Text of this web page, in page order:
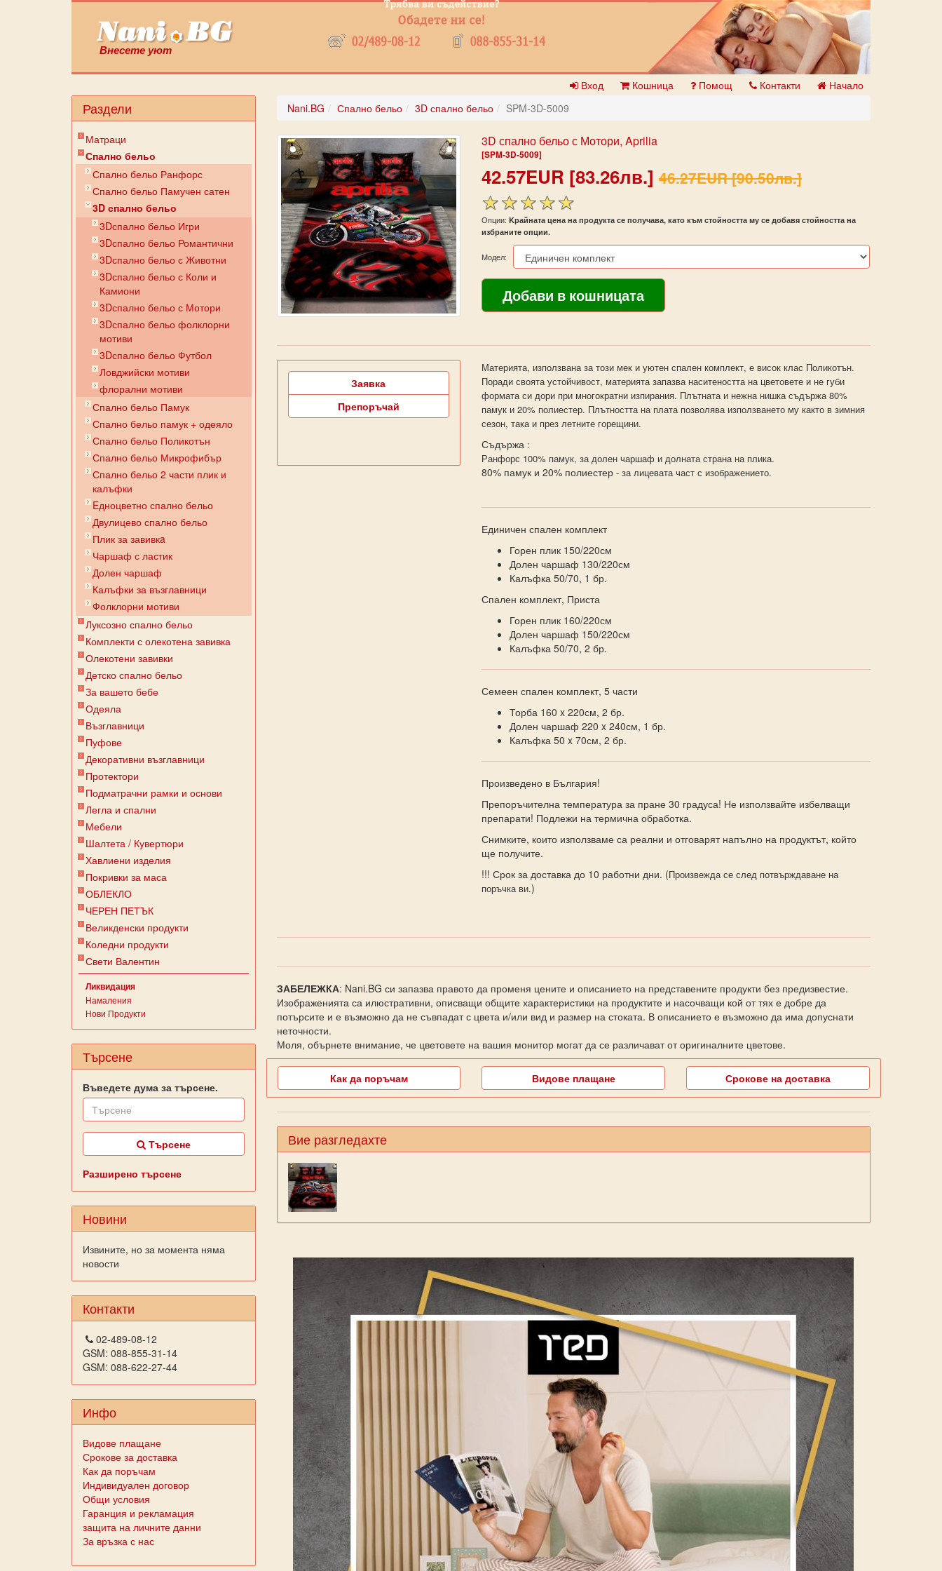
Внесете уют
Вход Кошница Помощ Контакти Начало
Раздели
Матраци
Спално бельо
Спално бельо Ранфорс
Спално бельо Памучен сатен
3D спално бельо
3Dспално бельо Игри
3Dспално бельо Романтични
3Dспално бельо с Животни
3Dспално бельо с Коли и
Камиони
3Dспално бельо с Мотори
3Dспално бельо фолклорни
мотиви
3Dспално бельо Футбол
Ловджийски мотиви
флорални мотиви
Спално бельо Памук
Спално бельо памук + одеяло
Спално бельо Поликотън
Спално бельо Микрофибър
Спално бельо 2 части плик и
калъфки
Eдноцветно спално бельо
Двулицево спално бельо
Плик за завивкa
Чаршаф с ластик
Долен чаршаф
Калъфки за възглавници
Фолклорни мотиви
Луксозно спално бельо
Комплекти с олекотена завивка
Олекотени завивки
Детско спално бельо
За вашето бебе
Одеяла
Възглавници
Пуфове
Декоративни възглавници
Протектори
Подматрачни рамки и основи
Легла и спални
Мебели
Шалтета / Кувертюри
Хавлиени изделия
Покривки за маса
ОБЛЕКЛО
ЧЕРЕН ПЕТЪК
Великденски продукти
Коледни продукти
Свети Валентин
Ликвидация
Намаления
Нови Продукти
Търсене
Въведете дума за търсене.
Търсене
Разширено търсене
Новини
Извините, но за момента няма
новости
Контакти
02-489-08-12
GSM: 088-855-31-14
GSM: 088-622-27-44
Инфо
Видове плащане
Срокове за доставка
Как да поръчам
Индивидуален договор
Общи условия
Гаранция и рекламация
защита на личните данни
За връзка с нас
Nani.BG Спално бельо 3D спално бельо SPM-3D-5009
3D спално бельо с Мотори, Aprilia
[SPM-3D-5009]
42.57EUR [83.26лв.] 46.27EUR [90.50лв.]
Опции: Kрайната цена на продукта се получава, като към стойността му се добавя стойността на
избраните опции.
Модел:
Заявка
Препоръчай
Материята, използвана за този мек и уютен спален комплект, е висок клас Поликотън.
Поради своята устойчивост, материята запазва наситеността на цветовете и не губи
формата си дори при многократни изпирания. Плътната и нежна нишка съдържа 80%
памук и 20% полиестер. Плътността на плата позволява използването му както в зимния
сезон, така и през летните горещини.
Съдържа :
Ранфорс 100% памук, за долен чаршаф и долната страна на плика.
80% памук и 20% полиестер- за лицевата част с изображението.
Единичен спален комплект
Горен плик 150/220см
Долен чаршаф 130/220см
Калъфка 50/70, 1 бр.
Спален комплект, Приста
Горен плик 160/220см
Долен чаршаф 150/220см
Калъфка 50/70, 2 бр.
Семеен спален комплект, 5 части
Торба 160 x 220см, 2 бр.
Долен чаршаф 220 x 240см, 1 бр.
Калъфка 50 x 70см, 2 бр.
Произведено в България!
Препоръчителна температура за пране 30 градуса! Не използвайте избелващи
препарати! Подлежи на термична обработка.
Снимките, които използваме са реални и отговарят напълно на продуктът, който
ще получите.
!!! Срок за доставка до 10 работни дни. (Произвежда се след потвърждаване на
поръчка ви.)
ЗАБЕЛЕЖКА: Nani.BG си запазва правото да променя цените и описанието на представените продукти без предизвестие.
Изображенията са илюстративни, описващи общите характеристики на продуктите и насочващи кой от тях е добре да
потърсите и е възможно да не съвпадат с цвета и/или вид и размер на стоката. В описанието е възможно да има допуснати
неточности.
Моля, обърнете внимание, че цветовете на вашия монитор могат да се различават от оригиналните цветове.
Как да поръчам Видове плащане Срокове на доставка
Вие разгледахте